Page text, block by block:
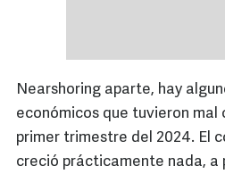
Nearshoring aparte, hay
económicos que tuvieron mal
primer trimestre del 2024. El
creció prácticamente nada, a